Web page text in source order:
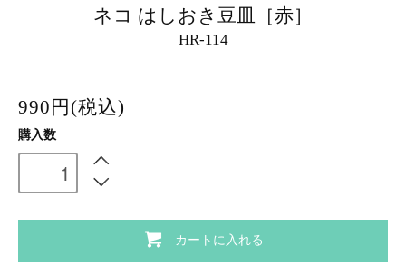
ネコ はしおき豆皿［赤］
HR-114
990円(税込)
購入数
カートに入れる